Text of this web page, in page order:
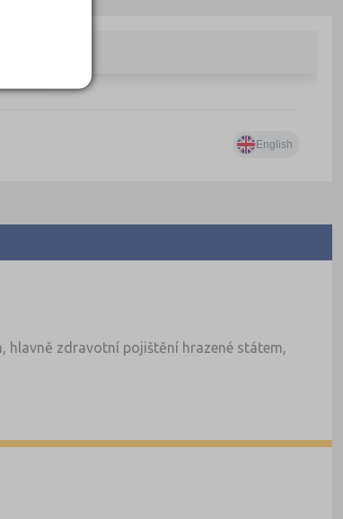
hlavně zdravotní pojištění hrazené státem,